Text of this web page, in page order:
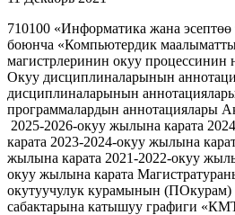
710100 «Информатика жана
боюнча «Компьютердик
магистрлеринин окуу процессинин
Окуу дисциплиналарынын
дисциплиналарынын
программалардын аннотациялары
2025-2026-окуу жылына карата
карата 2023-2024-окуу жылына
жылына карата 2021-2022-окуу
окуу жылына карата
окутуучулук курамынын
сабактарына катышуу графиги